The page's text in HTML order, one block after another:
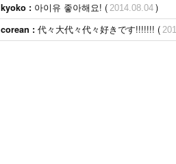
kyoko : 아이유 좋아해요! ( 2014.08.04 )
corean : 代々大代々代々好きです!!!!!!! (